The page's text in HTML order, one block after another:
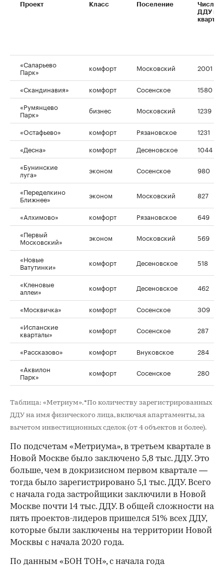
Проект Класс Поселение
Число
ДДУ в
«Саларьево
Парк» комфорт Московский 2001
«Скандинавия» комфорт Сосенское
1580
«Румянцево
Парк» бизнес Московский 1239
«Остафьево» комфорт Рязановское
1231
«Десна»
комфорт Десеновское
1044
«Бунинские
луга» эконом Сосенское 980
«Переделкино
Ближнее» эконом Московский 827
«Алхимово» комфорт Рязановское
649
«Первый
Московский» эконом Московский 569
«Новые
Ватутинки» комфорт Десеновское 518
«Кленовые
аллеи» комфорт Десеновское 462
«Москвичка» комфорт Сосенское
309
«Испанские
кварталы» комфорт Сосенское 287
«Рассказово» комфорт Внуковское
284
«Аквилон
Парк» комфорт Сосенское 280
Таблица: «Метриум». *По количеству зарегистрированных
ДДУ на имя физического лица, включая апартаменты, за
вычетом инвестиционных сделок (от 4 объектов и более).
По подсчетам «Метриума», в третьем квартале в
Новой Москве было заключено 5,8 тыс. ДДУ. Это
больше, чем в докризисном первом квартале —
тогда было зарегистрировано 5,1 тыс. ДДУ. Всего
с начала года застройщики заключили в Новой
Москве почти 14 тыс. ДДУ. В общей сложности на
пять проектов-лидеров пришелся 51% всех ДДУ,
которые были заключены на территории Новой
Москвы с начала 2020 года.
По данным «БОН ТОН», с начала года